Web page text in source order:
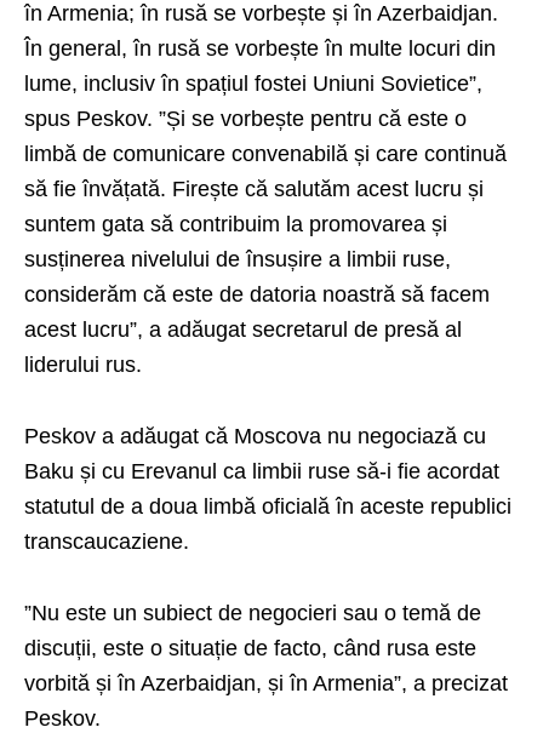
în Armenia; în rusă se vorbește și în Azerbaidjan.
În general, în rusă se vorbește în multe locuri din
lume, inclusiv în spațiul fostei Uniuni Sovietice”,
spus Peskov. ”Și se vorbește pentru că este o
limbă de comunicare convenabilă și care continuă
să fie învățată. Firește că salutăm acest lucru și
suntem gata să contribuim la promovarea și
susținerea nivelului de însușire a limbii ruse,
considerăm că este de datoria noastră să facem
acest lucru”, a adăugat secretarul de presă al
liderului rus.
Peskov a adăugat că Moscova nu negociază cu
Baku și cu Erevanul ca limbii ruse să-i fie acordat
statutul de a doua limbă oficială în aceste republici
transcaucaziene.
”Nu este un subiect de negocieri sau o temă de
discuții, este o situație de facto, când rusa este
vorbită și în Azerbaidjan, și în Armenia”, a precizat
Peskov.